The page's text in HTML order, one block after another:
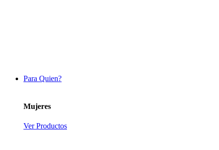
Para Quien?
Mujeres
Ver Productos